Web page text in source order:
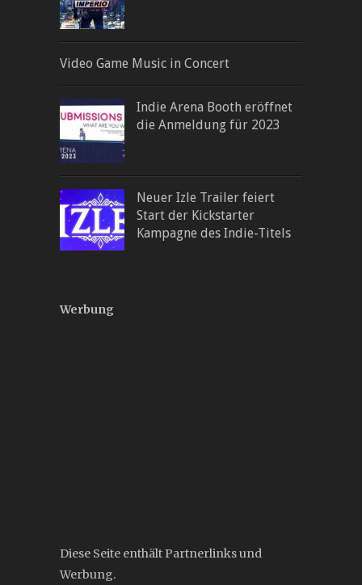
Video Game Music in Concert
Indie Arena Booth eröffnet
die Anmeldung für 2023
Neuer Izle Trailer feiert
Start der Kickstarter
Kampagne des Indie-Titels
Werbung
Diese Seite enthält Partnerlinks und
Werbung.